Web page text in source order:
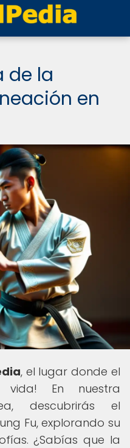
de la
en
, el lugar donde el
En nuestra
descubrirás el
Fu, explorando su
¿Sabías que la